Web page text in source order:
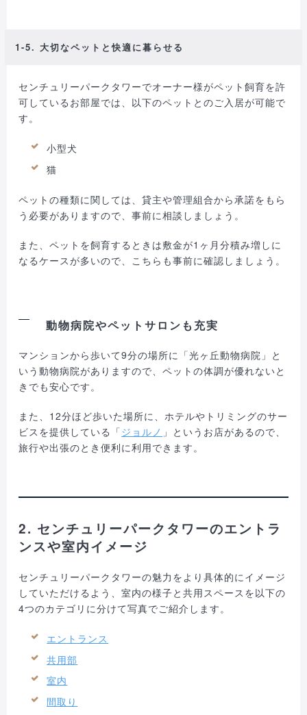
1-5. 大切なペットと快適に暮らせる
センチュリーパークタワーでオーナー様がペット飼育を許
可しているお部屋では、以下のペットとのご入居が可能で
す。
小型犬
猫
ペットの種類に関しては、貸主や管理組合から承諾をもら
う必要がありますので、事前に相談しましょう。
また、ペットを飼育するときは敷金が1ヶ月分積み増しに
なるケースが多いので、こちらも事前に確認しましょう。
動物病院やペットサロンも充実
マンションから歩いて9分の場所に「光ヶ丘動物病院」と
いう動物病院がありますので、ペットの体調が優れないと
きでも安心です。
また、12分ほど歩いた場所に、ホテルやトリミングのサー
ビスを提供している「ジョルノ 」というお店があるので、
旅行や出張のとき便利に利用できます。
2. センチュリーパークタワーのエントラ
ンスや室内イメージ
センチュリーパークタワーの魅力をより具体的にイメージ
していただけるよう、室内の様子と共用スペースを以下の
4つのカテゴリに分けて写真でご紹介します。
エントランス
共用部
室内
間取り